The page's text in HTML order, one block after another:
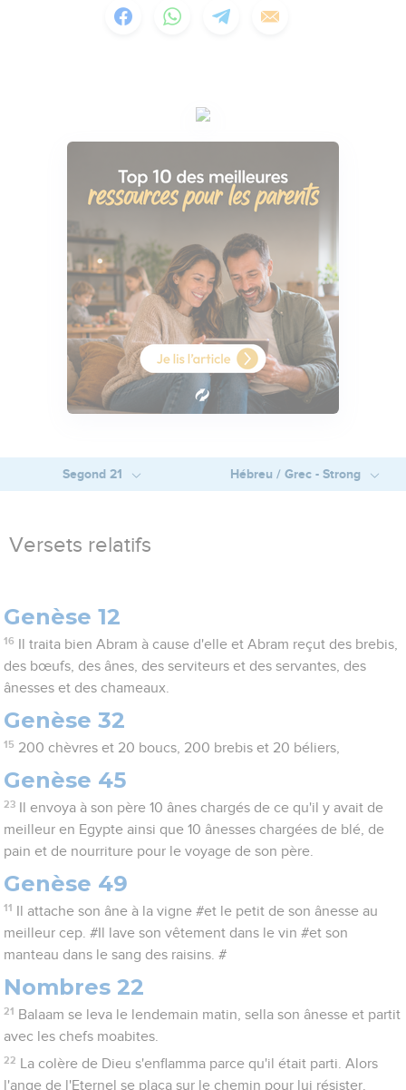
Segond 21 Hébreu / Grec - Strong
Versets relatifs
Genèse 12
16
Il traita bien Abram à cause d'elle et Abram reçut des brebis,
des bœufs, des ânes, des serviteurs et des servantes, des
ânesses et des chameaux.
Genèse 32
15 200 chèvres et 20 boucs, 200 brebis et 20 béliers,
Genèse 45
23
Il envoya à son père 10 ânes chargés de ce qu'il y avait de
meilleur en Egypte ainsi que 10 ânesses chargées de blé, de
pain et de nourriture pour le voyage de son père.
Genèse 49
11
Il attache son âne à la vigne #et le petit de son ânesse au
meilleur cep. #Il lave son vêtement dans le vin #et son
manteau dans le sang des raisins. #
Nombres 22
21 Balaam se leva le lendemain matin, sella son ânesse et partit
avec les chefs moabites.
22
La colère de Dieu s'enflamma parce qu'il était parti. Alors
l'ange de l'Eternel se plaça sur le chemin pour lui résister.